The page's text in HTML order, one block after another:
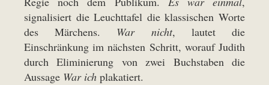
signalisiert die Leuchttafel die klassischen Worte
des Märchens. War nicht, lautet die
Einschränkung im nächsten Schritt, worauf Judith
durch Eliminierung von zwei Buchstaben die
Aussage War ich plakatiert.